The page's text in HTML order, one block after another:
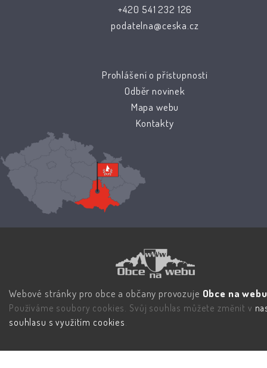
+420 541 232 126
podatelna@ceska.cz
Prohlášení o přístupnosti
Odběr novinek
Mapa webu
Kontakty
Webové stránky pro obce a občany provozuje Obce na
Používáme soubory cookies. Svůj souhlas můžete změnit v
souhlasu s využitím cookies.